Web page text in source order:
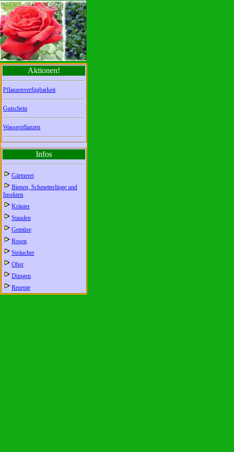
Aktionen!
Pflanzenverfügbarkeit
Gutschein
Wasserpflanzen
Infos
Gärtnerei
Bienen, Schmetterlinge und
Insekten
Kräuter
Stauden
Gemüse
Rosen
Sträucher
Obst
Düngen
Rezepte